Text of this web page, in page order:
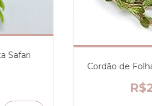
Safari
Cordão de